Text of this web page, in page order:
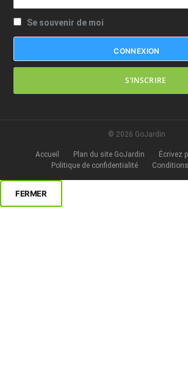
Se souvenir de moi
S’INSCRIRE
© 2026 GoJardin
Accueil Plan du site GoJardin
Écrivez
Politique de confidentialité
FERMER